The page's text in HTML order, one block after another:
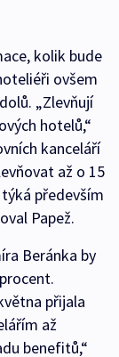
kolik bude
ovšem
„Zlevňují
hotelů,“
kanceláří
až o 15
především
Papež.
Beránka by
přijala
až
benefitů,“